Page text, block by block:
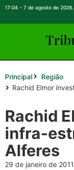
17:04 - 7 de agosto de 2026.
Principal
Região
Rachid Elmor
Rachid
infra-
Alferes
29 de janeiro de 2011